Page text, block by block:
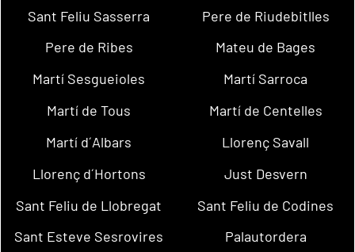
Sant Feliu Sasserra
Pere de Riudebitlles
Pere de Ribes
Mateu de Bages
Martí Sesgueioles
Martí Sarroca
Martí de Tous
Martí de Centelles
Martí d´Albars
Llorenç Savall
Llorenç d´Hortons
Just Desvern
Sant Feliu de Llobregat
Sant Feliu de Codines
Sant Esteve Sesrovires
Palautordera